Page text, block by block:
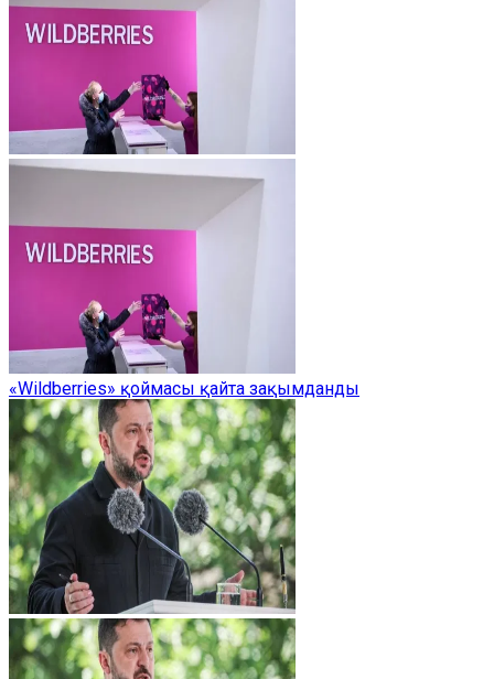
«Wildberries» қоймасы қайта зақымданды